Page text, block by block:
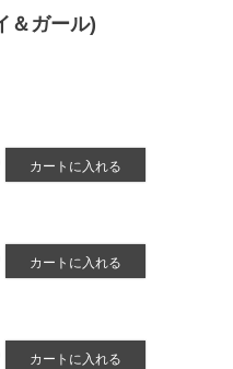
＆ガール)
カートに入れる
カートに入れる
カートに入れる